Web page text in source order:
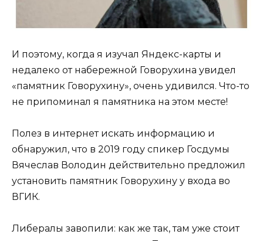
И поэтому, когда я изучал Яндекс-карты и
недалеко от набережной Говорухина увидел
«памятник Говорухину», очень удивился. Что-то
не припоминал я памятника на этом месте!
Полез в интернет искать информацию и
обнаружил, что в 2019 году спикер Госдумы
Вячеслав Володин действительно предложил
установить памятник Говорухину у входа во
ВГИК.
Либералы завопили: как же так, там уже стоит